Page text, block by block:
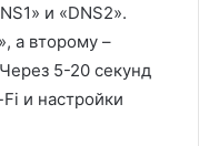
и «DNS2».
а второму –
5-20 секунд
и настройки